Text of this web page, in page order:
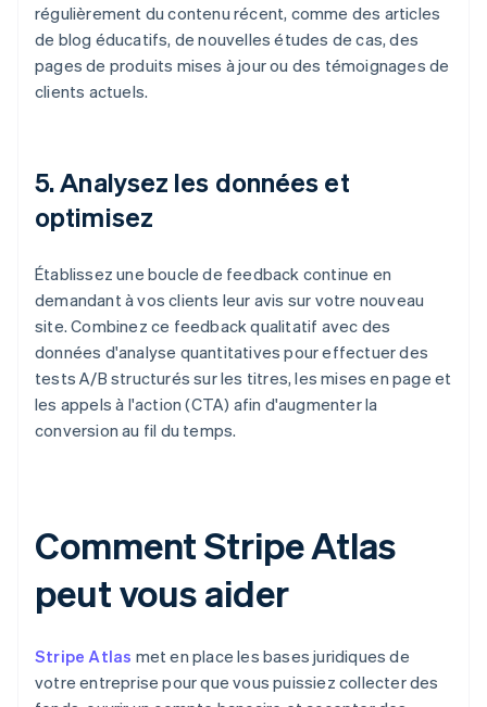
régulièrement du contenu récent, comme des articles
de blog éducatifs, de nouvelles études de cas, des
pages de produits mises à jour ou des témoignages de
clients actuels.
5.Analysez les données et
optimisez
Établissez une boucle de feedback continue en
demandant à vos clients leur avis sur votre nouveau
site. Combinez ce feedback qualitatif avec des
données d'analyse quantitatives pour effectuer des
tests A/B structurés sur les titres, les mises en page et
les appels à l'action (CTA) afin d'augmenter la
conversion au fil du temps.
Comment Stripe Atlas
peut vous aider
Stripe Atlas met en place les bases juridiques de
votre entreprise pour que vous puissiez collecter des